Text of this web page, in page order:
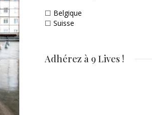
☐ Belgique
☐ Suisse
Adhérez à 9 Lives !